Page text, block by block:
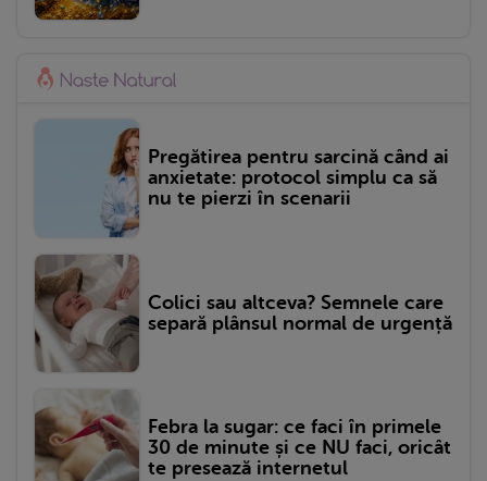
Pregătirea pentru sarcină când ai
anxietate: protocol simplu ca să
nu te pierzi în scenarii
Colici sau altceva? Semnele care
separă plânsul normal de urgență
Febra la sugar: ce faci în primele
30 de minute și ce NU faci, oricât
te presează internetul